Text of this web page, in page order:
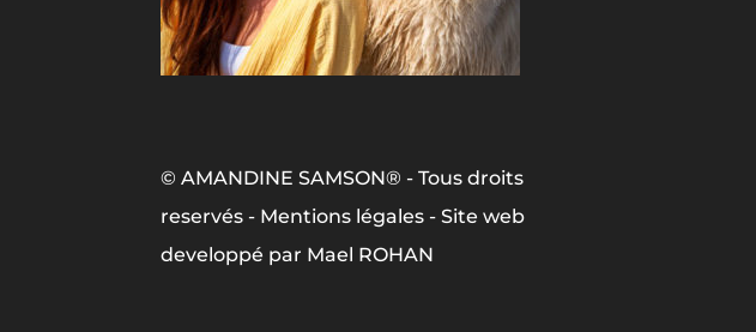
© AMANDINE SAMSON® - Tous droits
reservés - Mentions légales - Site web
developpé par Mael ROHAN